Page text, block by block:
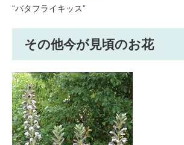
“バタフライキッス”
その他今が見頃のお花